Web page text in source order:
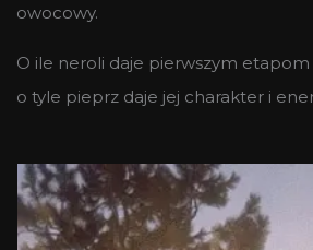
owocowy.
O ile neroli daje pierwszym etapom
o tyle pieprz daje jej charakter i